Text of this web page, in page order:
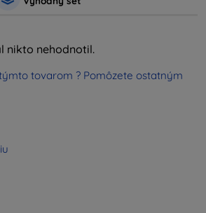
nikto nehodnotil.
tovarom ? Pomôzete ostatným